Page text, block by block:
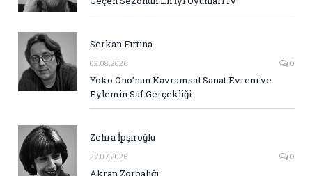
Serkan Fırtına
02.08.2026 0
Yoko Ono’nun Kavramsal Sanat Evreni ve
Eylemin Saf Gerçekliği
Zehra İpşiroğlu
27.07.2026 0
Akran Zorbalığı